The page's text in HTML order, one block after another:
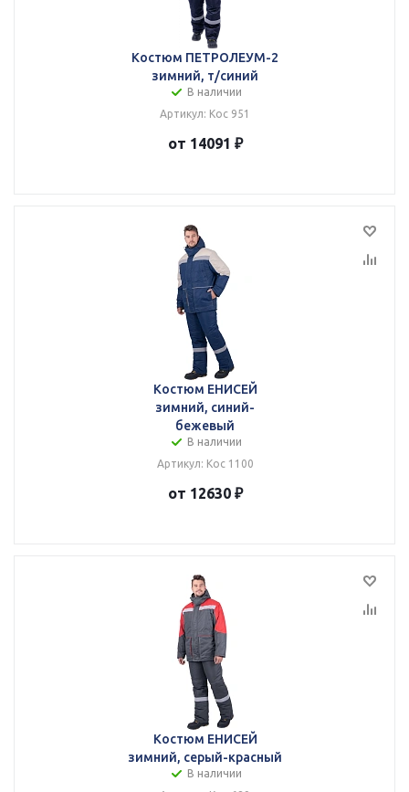
Костюм ПЕТРОЛЕУМ-2
зимний, т/синий
В наличии
Артикул: Кос 951
от 14091 ₽
Костюм ЕНИСЕЙ
зимний, синий-
бежевый
В наличии
Артикул: Кос 1100
от 12630 ₽
Костюм ЕНИСЕЙ
зимний, серый-красный
В наличии